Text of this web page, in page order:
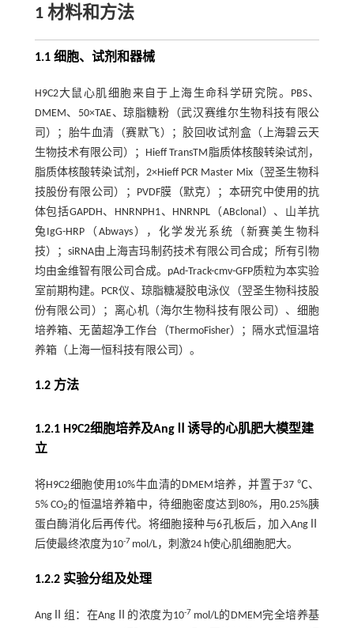
1 材料和方法
1.1 细胞、试剂和器械
H9C2大鼠心肌细胞来自于上海生命科学研究院。PBS、
DMEM、50×TAE、琼脂糖粉（武汉赛维尔生物科技有限公
司）；胎牛血清（赛默飞）；胶回收试剂盒（上海碧云天
生物技术有限公司）；Hieff TransTM脂质体核酸转染试剂，
脂质体核酸转染试剂，2×Hieff PCR Master Mix（翌圣生物科
技股份有限公司）；PVDF膜（默克）；本研究中使用的抗
体包括GAPDH、HNRNPH1、HNRNPL（ABclonal）、山羊抗
兔IgG-HRP（Abways），化学发光系统（新赛美生物科
技）；siRNA由上海吉玛制药技术有限公司合成；所有引物
均由金维智有限公司合成。pAd-Track-cmv-GFP质粒为本实验
室前期构建。PCR仪、琼脂糖凝胶电泳仪（翌圣生物科技股
份有限公司）；离心机（海尔生物科技有限公司）、细胞
培养箱、无菌超净工作台（ThermoFisher）；隔水式恒温培
养箱（上海一恒科技有限公司）。
1.2 方法
1.2.1 H9C2细胞培养及AngⅡ诱导的心肌肥大模型建
立
将H9C2细胞使用10%牛血清的DMEM培养，并置于37 ℃、
5% CO2 的恒温培养箱中，待细胞密度达到80%，用0.25%胰
蛋白酶消化后再传代。将细胞接种与6孔板后，加入AngⅡ
后使最终浓度为10-7 mol/L，刺激24 h使心肌细胞肥大。
1.2.2 实验分组及处理
AngⅡ组：在AngⅡ的浓度为10-7 mol/L的DMEM完全培养基